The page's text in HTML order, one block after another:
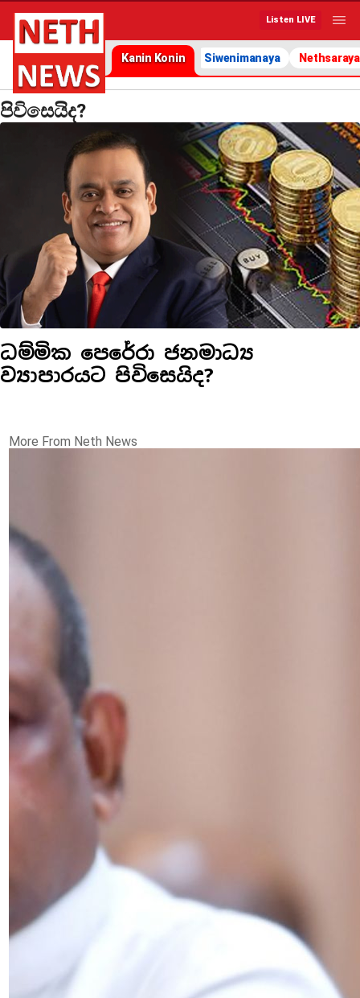
Listen LIVE
Kanin Konin Siwenimanaya Nethsaraya
පිවිසෙයිද?
ධම්මික පෙරේරා ජනමාධ්‍ය
ව්‍යාපාරයට පිවිසෙයිද?
More From Neth News